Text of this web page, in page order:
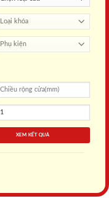
XEM KẾT QUẢ